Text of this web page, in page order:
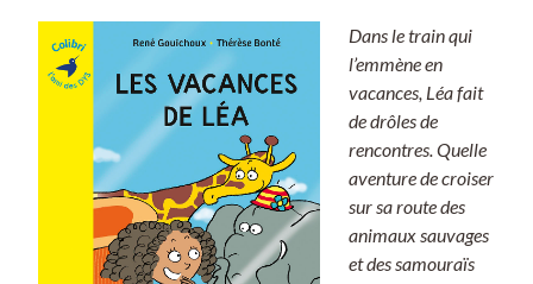
Dans le train qui
l’emmène en
vacances, Léa fait
de drôles de
rencontres. Quelle
aventure de croiser
sur sa route des
animaux sauvages
et des samouraïs